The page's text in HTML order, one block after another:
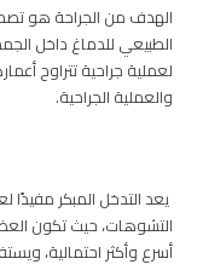
الهدف من الجراحة هو
الطبيعي للدماغ داخل
لعملية جراحية تتراوح
والعملية الجراحية.
يعد التدخل المبكر
التشوهات، حيث تكون
أسرع وأكثر احتمالية،